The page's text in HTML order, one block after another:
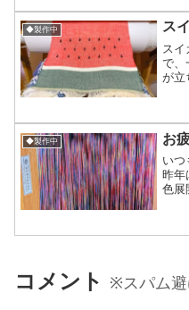
をい
に
◆製作中 ス
ス
で、
が立
決め
×2本
◆製作中 お
いつ
昨年
色展
合体
コメント ※スパム